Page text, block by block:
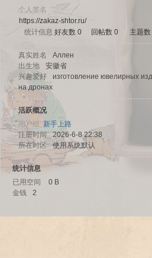
uz!
个人签名
https://zakaz-shtor.ru/
统计信息 好友数 0 回帖数 0 主题
真实姓名 Аллен
出生地
安徽省
兴趣爱好
изготовление ювелирных
на дронах
活跃概况
用户组 新手上路
注册时间
2026-6-8 22:38
所在时区
使用系统默认
统计信息
已用空间
0 B
金钱
2